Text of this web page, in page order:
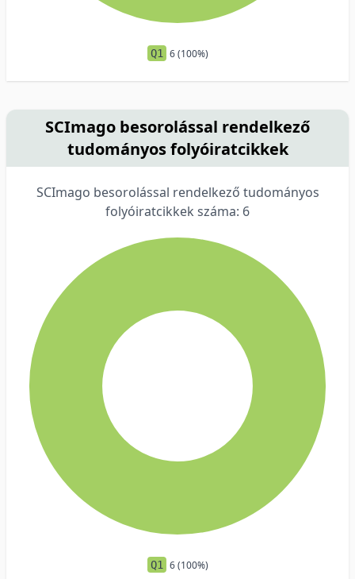
Q1 6 (100%)
SCImago besorolással rendelkező
tudományos folyóiratcikkek
SCImago besorolással rendelkező tudományos
folyóiratcikkek száma: 6
Q1 6 (100%)